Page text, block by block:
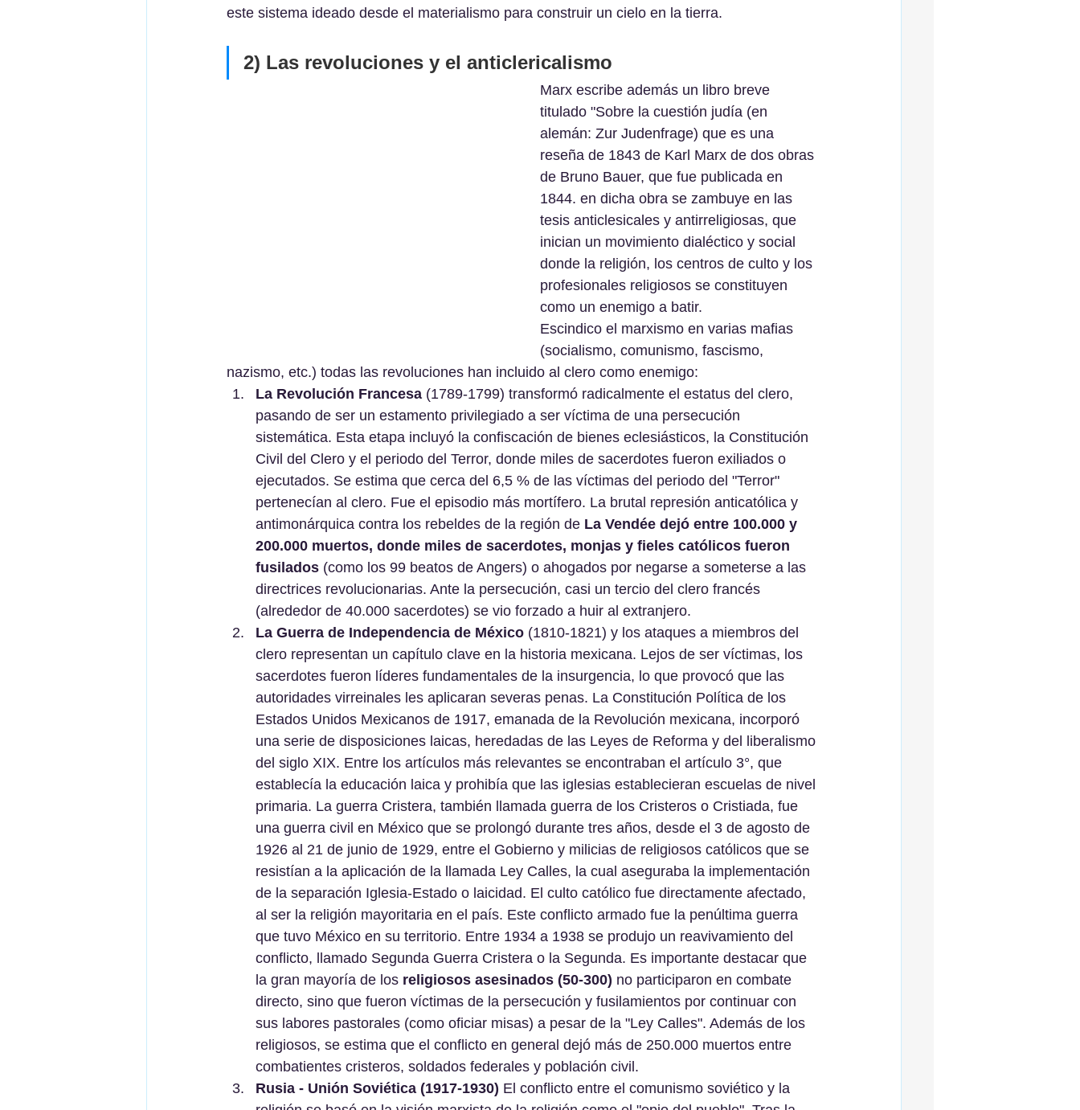
este sistema ideado desde el materialismo para construir un cielo en la tierra.
2) Las revoluciones y el anticlericalismo
Marx escribe además un libro breve
titulado "Sobre la cuestión judía (en
alemán: Zur Judenfrage) que es una
reseña de 1843 de Karl Marx de dos obras
de Bruno Bauer, que fue publicada en
1844. en dicha obra se zambuye en las
tesis anticlesicales y antirreligiosas, que
inician un movimiento dialéctico y social
donde la religión, los centros de culto y los
profesionales religiosos se constituyen
como un enemigo a batir.
Escindico el marxismo en varias mafias
(socialismo, comunismo, fascismo,
nazismo, etc.) todas las revoluciones han incluido al clero como enemigo:
La Revolución Francesa (1789-1799) transformó radicalmente el estatus del clero,
pasando de ser un estamento privilegiado a ser víctima de una persecución
sistemática. Esta etapa incluyó la confiscación de bienes eclesiásticos, la Constitución
Civil del Clero y el periodo del Terror, donde miles de sacerdotes fueron exiliados o
ejecutados. Se estima que cerca del 6,5 % de las víctimas del periodo del "Terror"
pertenecían al clero. Fue el episodio más mortífero. La brutal represión anticatólica y
antimonárquica contra los rebeldes de la región de La Vendée dejó entre 100.000 y
200.000 muertos, donde miles de sacerdotes, monjas y fieles católicos fueron
fusilados (como los 99 beatos de Angers) o ahogados por negarse a someterse a las
directrices revolucionarias. Ante la persecución, casi un tercio del clero francés
(alrededor de 40.000 sacerdotes) se vio forzado a huir al extranjero.
La Guerra de Independencia de México (1810-1821) y los ataques a miembros del
clero representan un capítulo clave en la historia mexicana. Lejos de ser víctimas, los
sacerdotes fueron líderes fundamentales de la insurgencia, lo que provocó que las
autoridades virreinales les aplicaran severas penas. La Constitución Política de los
Estados Unidos Mexicanos de 1917, emanada de la Revolución mexicana, incorporó
una serie de disposiciones laicas, heredadas de las Leyes de Reforma y del liberalismo
del siglo XIX. Entre los artículos más relevantes se encontraban el artículo 3°, que
establecía la educación laica y prohibía que las iglesias establecieran escuelas de nivel
primaria. La guerra Cristera, también llamada guerra de los Cristeros o Cristiada, fue
una guerra civil en México que se prolongó durante tres años, desde el 3 de agosto de
1926 al 21 de junio de 1929, entre el Gobierno y milicias de religiosos católicos que se
resistían a la aplicación de la llamada Ley Calles, la cual aseguraba la implementación
de la separación Iglesia-Estado o laicidad. El culto católico fue directamente afectado,
al ser la religión mayoritaria en el país. Este conflicto armado fue la penúltima guerra
que tuvo México en su territorio. Entre 1934 a 1938 se produjo un reavivamiento del
conflicto, llamado Segunda Guerra Cristera o la Segunda. Es importante destacar que
la gran mayoría de los religiosos asesinados (50-300) no participaron en combate
directo, sino que fueron víctimas de la persecución y fusilamientos por continuar con
sus labores pastorales (como oficiar misas) a pesar de la "Ley Calles". Además de los
religiosos, se estima que el conflicto en general dejó más de 250.000 muertos entre
combatientes cristeros, soldados federales y población civil.
Rusia - Unión Soviética (1917-1930) El conflicto entre el comunismo soviético y la